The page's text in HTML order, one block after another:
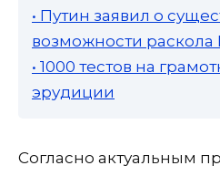
• Путин заявил о
возможности раскола
• 1000 тестов на
эрудиции
Согласно актуальным